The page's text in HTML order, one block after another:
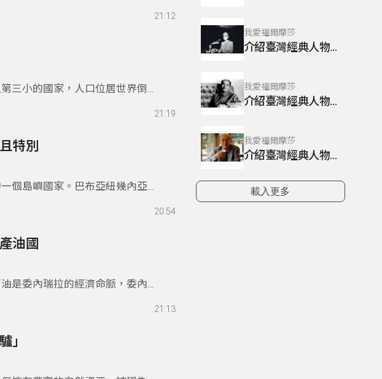
21:12
三小的國家，人口位居世界倒數
21:19
特別
個島嶼國家。巴布亞紐幾內亞的
20:54
油國
是委內瑞拉的經濟命脈，委內瑞
21:13
」
我愛福爾摩莎
介紹臺灣經典人物~陳翠玉
我愛福爾摩莎
介紹臺灣經典人物~楊逵
我愛福爾摩莎
介紹臺灣經典人物~林良
載入更多